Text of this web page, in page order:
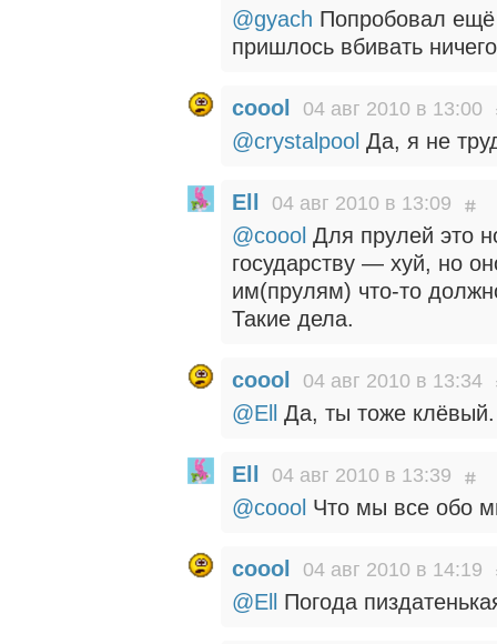
@gyach Попробовал ещё
пришлось вбивать
coool 04 авг 2010 в 13:00
@crystalpool Да, я не
Ell 04 авг 2010 в 13:09
@coool Для прулей это
государству — хуй, но
им(прулям) что-то
Такие дела.
coool 04 авг 2010 в 13:34
@Ell Да, ты тоже клёвый.
Ell 04 авг 2010 в 13:39
@coool Что мы все обо
coool 04 авг 2010 в 14:19
@Ell Погода